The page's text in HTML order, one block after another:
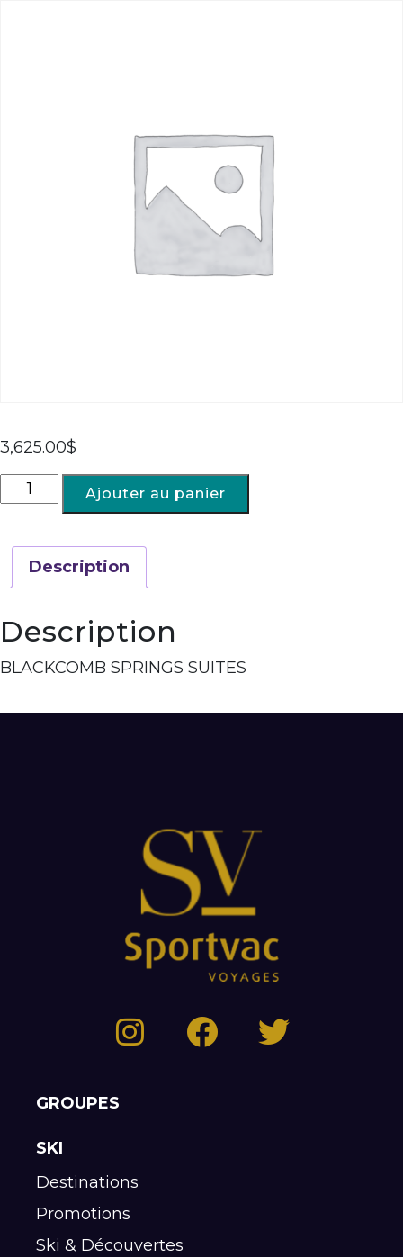
3,625.00$
Ajouter au panier
Description
Description
BLACKCOMB SPRINGS SUITES
GROUPES
SKI
Destinations
Promotions
Ski & Découvertes